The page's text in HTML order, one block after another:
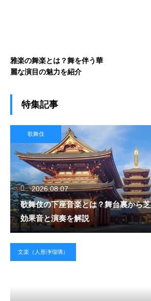
雅楽の舞楽とは？舞を伴う華
麗な演目の魅力を紹介
特集記事
歌舞伎
2026.08.07
歌舞伎の下座音楽とは？舞台裏から
効果音と演奏を解説
文楽（人形浄瑠璃）